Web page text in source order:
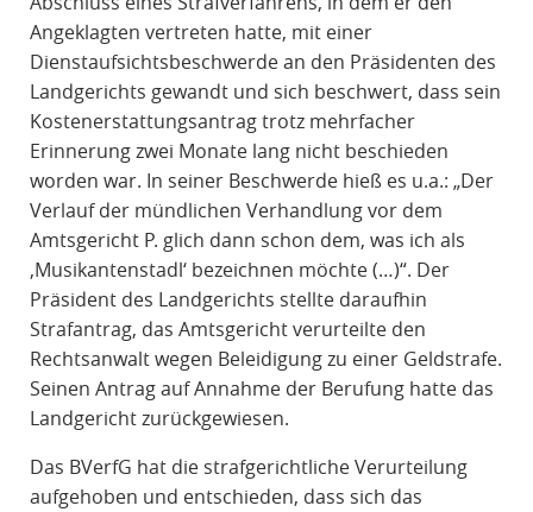
Angeklagten vertreten hatte, mit einer
Dienstaufsichtsbeschwerde an den Präsidenten des
Landgerichts gewandt und sich beschwert, dass sein
Kostenerstattungsantrag trotz mehrfacher
Erinnerung zwei Monate lang nicht beschieden
worden war. In seiner Beschwerde hieß es u.a.: „Der
Verlauf der mündlichen Verhandlung vor dem
Amtsgericht P. glich dann schon dem, was ich als
,Musikantenstadl‘ bezeichnen möchte (…)“. Der
Präsident des Landgerichts stellte daraufhin
Strafantrag, das Amtsgericht verurteilte den
Rechtsanwalt wegen Beleidigung zu einer Geldstrafe.
Seinen Antrag auf Annahme der Berufung hatte das
Landgericht zurückgewiesen.
Das BVerfG hat die strafgerichtliche Verurteilung
aufgehoben und entschieden, dass sich das